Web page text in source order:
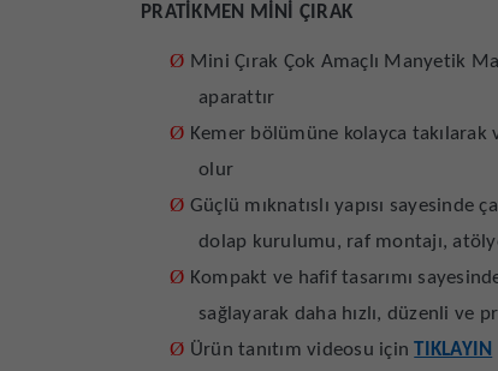
PRATİKMEN MİNİ ÇIRAK
Ø Mini Çırak Çok Amaçlı Manyetik
aparattır
Ø Kemer bölümüne kolayca
olur
Ø Güçlü mıknatıslı yapısı sayesinde
dolap kurulumu, raf montajı,
Ø Kompakt ve hafif tasarımı
sağlayarak daha hızlı, düzenli ve
Ø Ürün tanıtım videosu içinTIKLAYIN